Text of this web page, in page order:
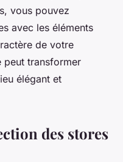
vous pouvez
avec les éléments
de votre
peut transformer
élégant et
des stores